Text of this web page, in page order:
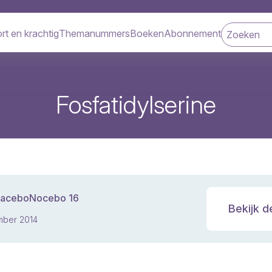
en krachtigThemanummersBoekenAbonnement
Fosfatidylserine
16
2014
Bekijk